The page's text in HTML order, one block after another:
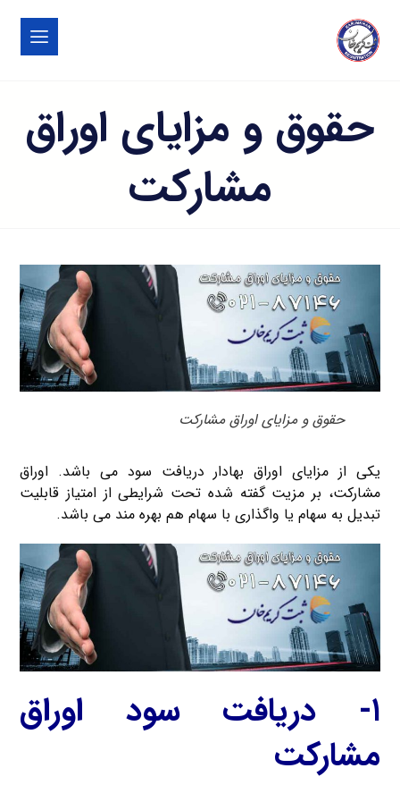
حقوق و مزایای اوراق
مشارکت
حقوق و مزایای اوراق مشارکت
یکی از مزایای اوراق بهادار دریافت سود می باشد. اوراق
مشارکت، بر مزیت گفته شده تحت شرایطی از امتیاز قابلیت
تبدیل به سهام یا واگذاری با سهام هم بهره مند می باشد.
۱- دریافت سود اوراق
مشارکت